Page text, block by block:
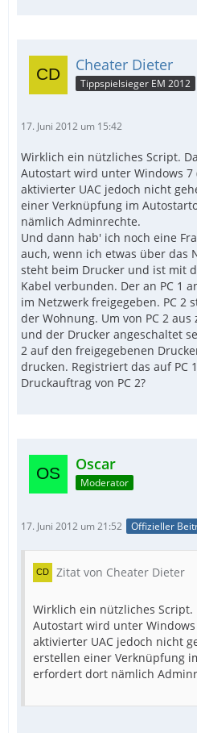
Cheater Dieter
Tippspielsieger EM 2012
17. Juni 2012 um 15:42
Wirklich ein nützliches Script.
Autostart wird unter Windows 7
aktivierter UAC jedoch nicht
einer Verknüpfung im
nämlich Adminrechte.
Und dann hab' ich noch eine
auch, wenn ich etwas über das
steht beim Drucker und ist mit
Kabel verbunden. Der an PC 1
im Netzwerk freigegeben. PC 2
der Wohnung. Um von PC 2 aus
und der Drucker angeschaltet
2 auf den freigegebenen
drucken. Registriert das auf PC
Druckauftrag von PC 2?
Oscar
Moderator
17. Juni 2012 um 21:52 Offizieller
Zitat von Cheater Dieter
Wirklich ein nützliches Script.
Autostart wird unter Windows
aktivierter UAC jedoch nicht
erstellen einer Verknüpfung
erfordert dort nämlich